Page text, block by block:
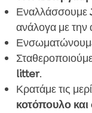
Εναλλάσσουμε
ανάλογα με την
litter.
Κρατάμε τις
κοτόπουλο και